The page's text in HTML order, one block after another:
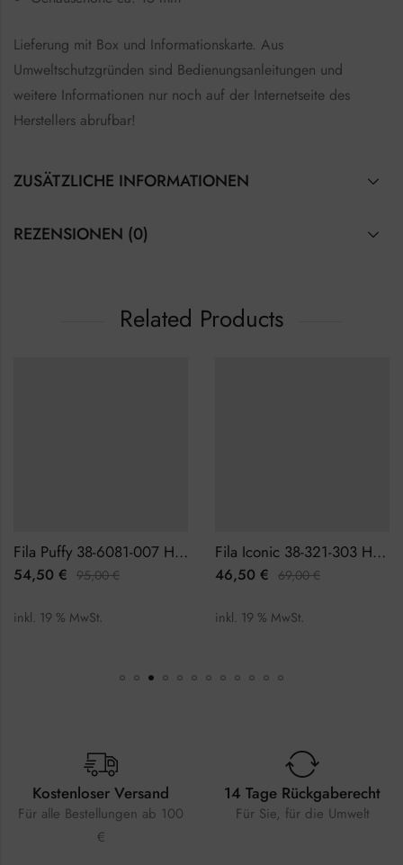
Lieferung mit Box und Informationskarte. Aus
Umweltschutzgründen sind Bedienungsanleitungen und
weitere Informationen nur noch auf der Internetseite des
Herstellers abrufbar!
ZUSÄTZLICHE INFORMATIONEN
REZENSIONEN (0)
Related Products
Fila Puffy 38-6081-007 Herrenuhr
54,50 € 95,00€
inkl. 19 % MwSt.
Fila Iconic 38-321-303 Herrenuhr
46,50 € 69,00€
inkl. 19 % MwSt.
Kostenloser Versand
Für alle Bestellungen ab 100
€
14 Tage Rückgaberecht
Für Sie, für die Umwelt